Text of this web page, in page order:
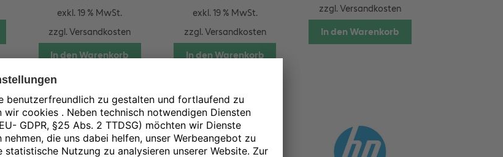
exkl. 19 % MwSt.
zzgl.Versandkosten
In den Warenkorb
exkl. 19 % MwSt.
zzgl. Versandkosten
In den Warenkorb
zzgl. Versandkosten
In den Warenkorb